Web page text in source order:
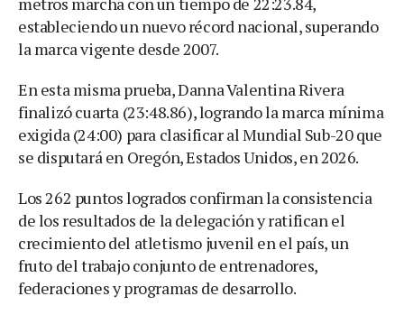
estableciendo un nuevo récord nacional, superando
la marca vigente desde 2007.
En esta misma prueba, Danna Valentina Rivera
finalizó cuarta (23:48.86), logrando la marca mínima
exigida (24:00) para clasificar al Mundial Sub-20 que
se disputará en Oregón, Estados Unidos, en 2026.
Los 262 puntos logrados confirman la consistencia
de los resultados de la delegación y ratifican el
crecimiento del atletismo juvenil en el país, un
fruto del trabajo conjunto de entrenadores,
federaciones y programas de desarrollo.